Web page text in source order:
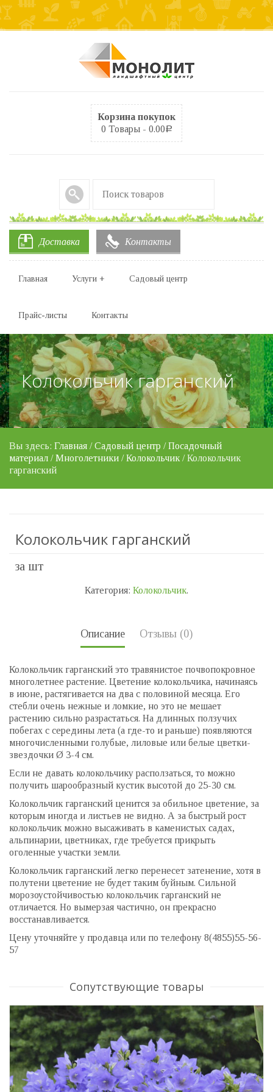
Корзина покупок
0 Товары - 0.00Р
Доставка Контакты
Главная Услуги + Садовый центр
Прайс-листы Контакты
Колокольчик гарганский
Вы здесь: Главная /Садовый центр /Посадочный
материал /Многолетники /Колокольчик / Колокольчик
гарганский
Колокольчик гарганский
за шт
Категория: Колокольчик.
Описание Отзывы (0)
Колокольчик гарганский это травянистое почвопокровное
многолетнее растение. Цветение колокольчика, начинаясь
в июне, растягивается на два с половиной месяца. Его
стебли очень нежные и ломкие, но это не мешает
растению сильно разрастаться. На длинных ползучих
побегах с середины лета (а где-то и раньше) появляются
многочисленными голубые, лиловые или белые цветки-
звездочки Ø 3-4 см.
Если не давать колокольчику расползаться, то можно
получить шарообразный кустик высотой до 25-30 см.
Колокольчик гарганский ценится за обильное цветение, за
которым иногда и листьев не видно. А за быстрый рост
колокольчик можно высаживать в каменистых садах,
альпинарии, цветниках, где требуется прикрыть
оголенные участки земли.
Колокольчик гарганский легко перенесет затенение, хотя в
полутени цветение не будет таким буйным. Сильной
морозоустойчивостью колокольчик гарганский не
отличается. Но вымерзая частично, он прекрасно
восстанавливается.
Цену уточняйте у продавца или по телефону 8(4855)55-56-
57
Сопутствующие товары